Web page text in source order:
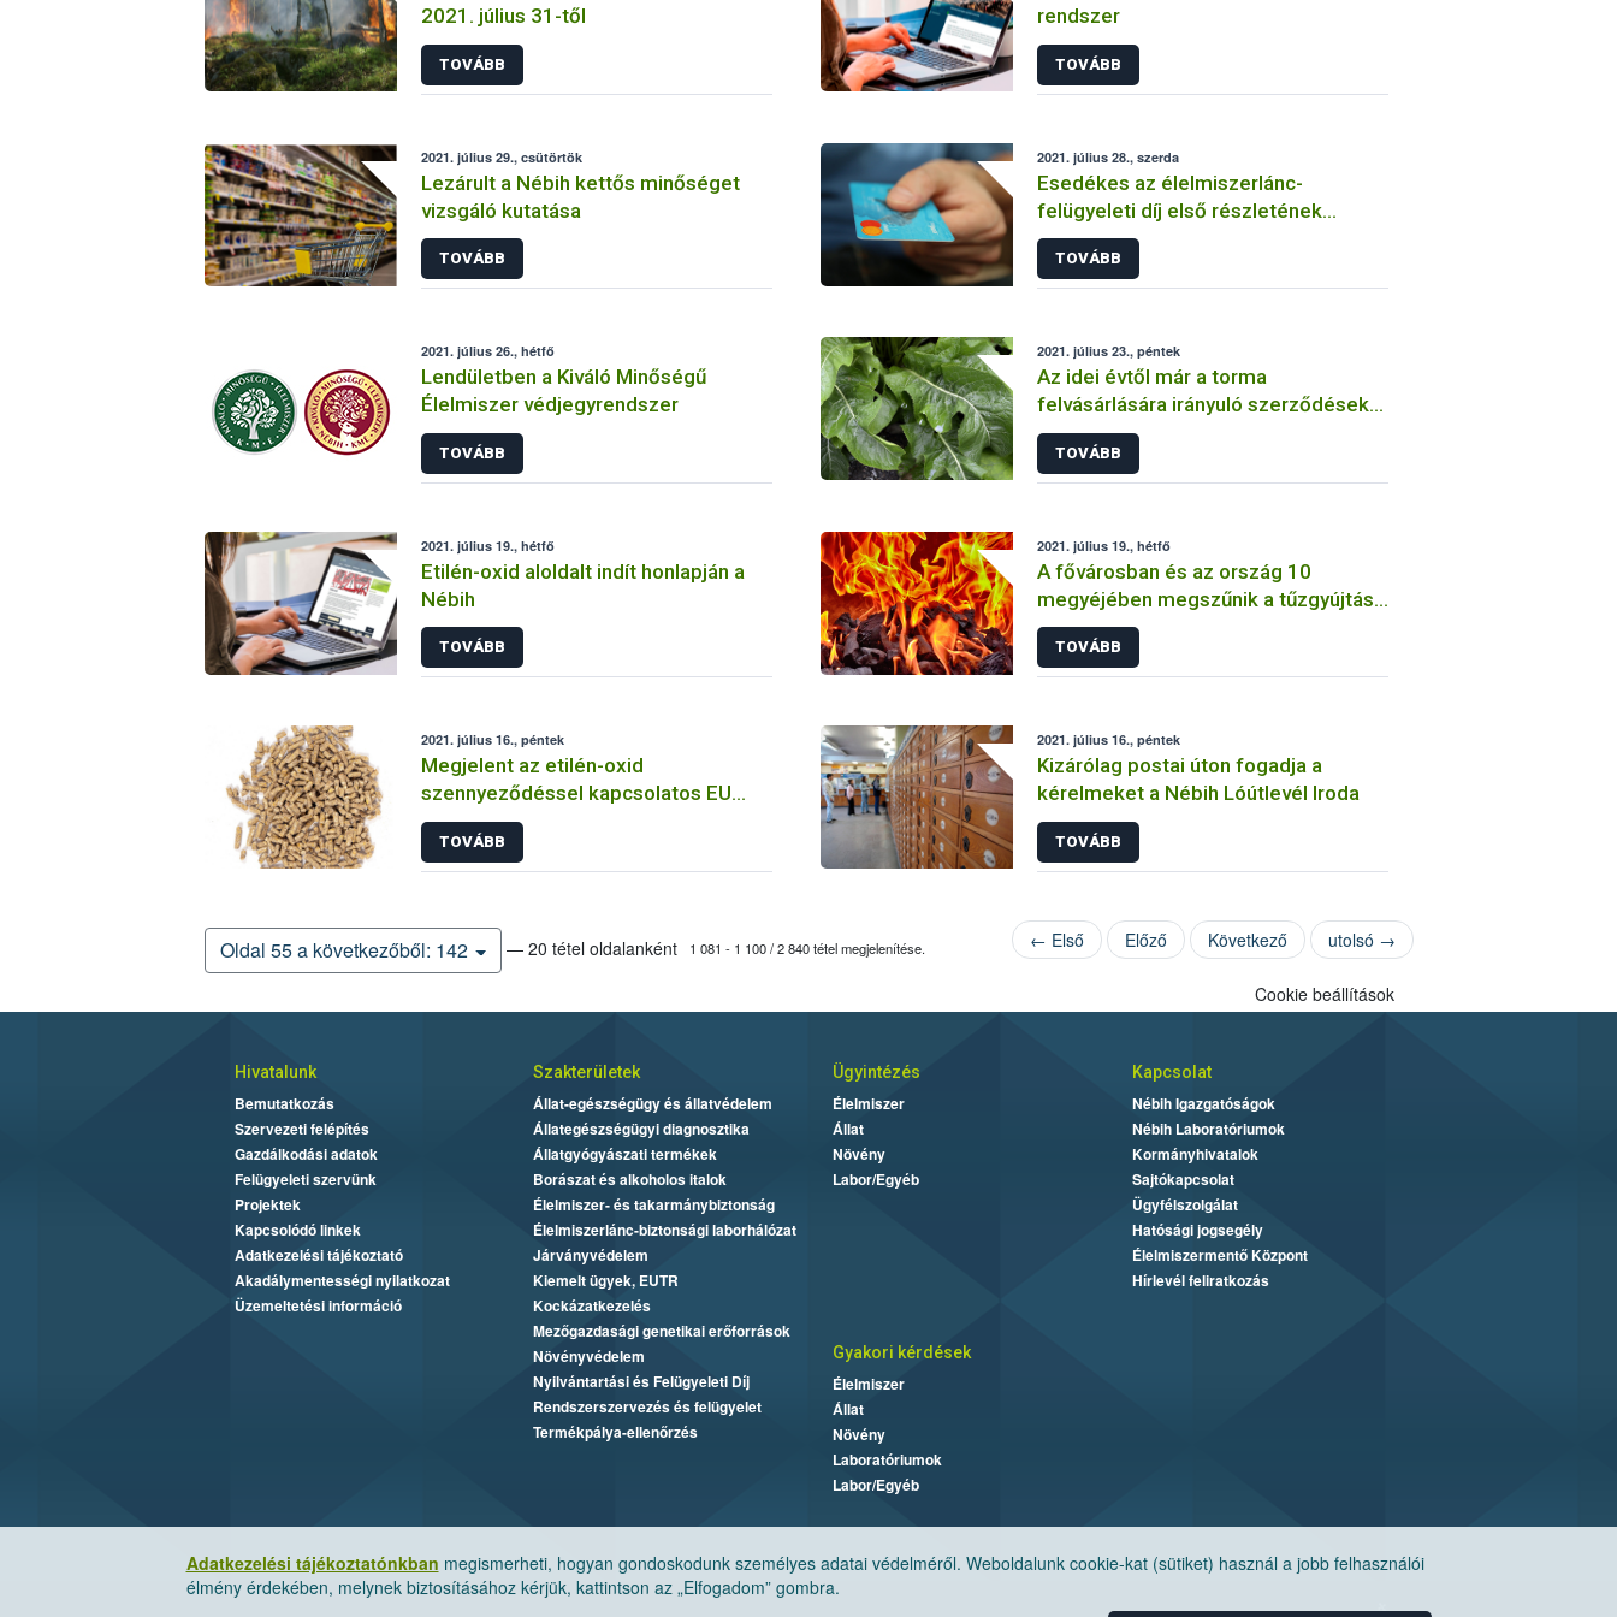
2021. július 31-től
TOVÁBB
rendszer
TOVÁBB
2021. július 29., csütörtök
Lezárult a Nébih kettős minőséget
vizsgáló kutatása
TOVÁBB
2021. július 28., szerda
Esedékes az élelmiszerlánc-
felügyeleti díj első részletének
befizetése
TOVÁBB
2021. július 26., hétfő
Lendületben a Kiváló Minőségű
Élelmiszer védjegyrendszer
TOVÁBB
2021. július 23., péntek
Az idei évtől már a torma
felvásárlására irányuló szerződéseket
is kötelező írásba foglalni
TOVÁBB
2021. július 19., hétfő
Etilén-oxid aloldalt indít honlapján a
Nébih
TOVÁBB
2021. július 19., hétfő
A fővárosban és az ország 10
megyéjében megszűnik a tűzgyújtási
tilalom
TOVÁBB
2021. július 16., péntek
Megjelent az etilén-oxid
szennyeződéssel kapcsolatos EU
Bizottsági összefoglaló
TOVÁBB
2021. július 16., péntek
Kizárólag postai úton fogadja a
kérelmeket a Nébih Lóútlevél Iroda
TOVÁBB
Oldal 55 a következőből: 142 — 20 tétel oldalanként 1 081 - 1 100 / 2 840 tétel megjelenítése. ← Első Előző Következő utolsó →
Adatkezelési tájékoztatónkban megismerheti, hogyan gondoskodunk személyes adatai védelméről. Weboldalunk cookie-kat (sütiket) használ a jobb felhasználói
élmény érdekében, melynek biztosításához kérjük, kattintson az „Elfogadom” gombra.
Cookie beállítások
Hivatalunk
Bemutatkozás
Szervezeti felépítés
Gazdálkodási adatok
Felügyeleti szervünk
Projektek
Kapcsolódó linkek
Adatkezelési tájékoztató
Akadálymentességi nyilatkozat
Üzemeltetési információ
Szakterületek
Állat-egészségügy és állatvédelem
Állategészségügyi diagnosztika
Állatgyógyászati termékek
Borászat és alkoholos italok
Élelmiszer- és takarmánybiztonság
Élelmiszerlánc-biztonsági laborhálózat
Járványvédelem
Kiemelt ügyek, EUTR
Kockázatkezelés
Mezőgazdasági genetikai erőforrások
Növényvédelem
Nyilvántartási és Felügyeleti Díj
Rendszerszervezés és felügyelet
Termékpálya-ellenőrzés
Ügyintézés
Élelmiszer
Állat
Növény
Labor/Egyéb
Kapcsolat
Nébih Igazgatóságok
Nébih Laboratóriumok
Kormányhivatalok
Sajtókapcsolat
Ügyfélszolgálat
Hatósági jogsegély
Élelmiszermentő Központ
Hírlevél feliratkozás
Gyakori kérdések
Élelmiszer
Állat
Növény
Laboratóriumok
Labor/Egyéb